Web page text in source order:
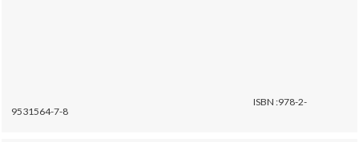
ISBN :978-2-
9531564-7-8